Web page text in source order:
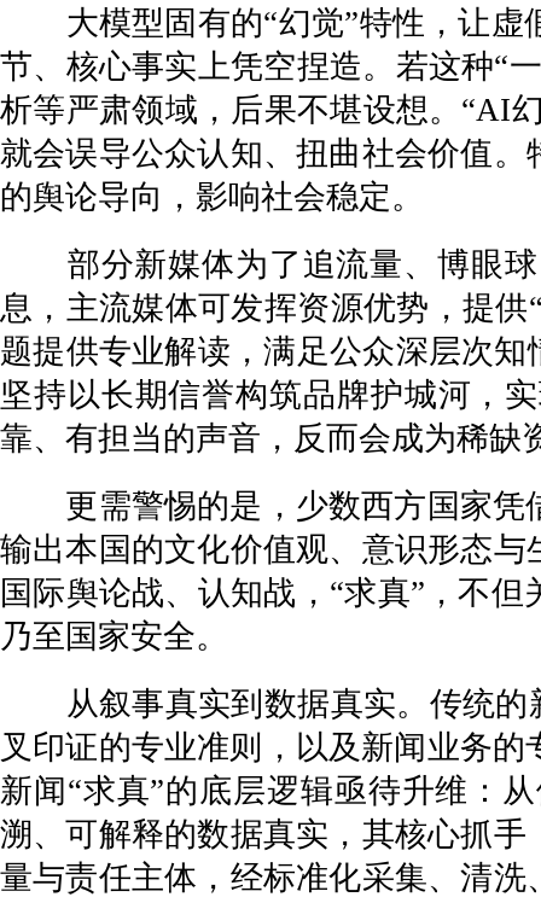
大模型固有的“幻觉”特性，让虚
节、核心事实上凭空捏造。若这种“
析等严肃领域，后果不堪设想。“AI
就会误导公众认知、扭曲社会价值
的舆论导向，影响社会稳定。
部分新媒体为了追流量、博眼球
息，主流媒体可发挥资源优势，提
题提供专业解读，满足公众深层次
坚持以长期信誉构筑品牌护城河，
靠、有担当的声音，反而会成为稀缺
更需警惕的是，少数西方国家凭
输出本国的文化价值观、意识形态
国际舆论战、认知战，“求真”，不
乃至国家安全。
从叙事真实到数据真实。传统的
叉印证的专业准则，以及新闻业务
新闻“求真”的底层逻辑亟待升维：
溯、可解释的数据真实，其核心抓
量与责任主体，经标准化采集、清